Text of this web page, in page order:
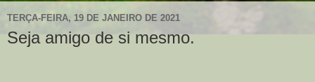
TERÇA-FEIRA, 19 DE JANEIRO DE 2021
Seja amigo de si mesmo.